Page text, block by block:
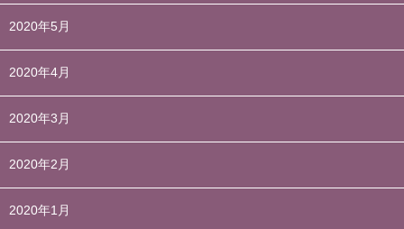
2020年5月
2020年4月
2020年3月
2020年2月
2020年1月